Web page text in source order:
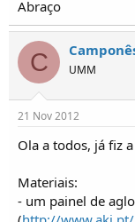
Abraço
C UMM
21 Nov 2012
Ola a todos, já fiz
Materiais:
- um painel de